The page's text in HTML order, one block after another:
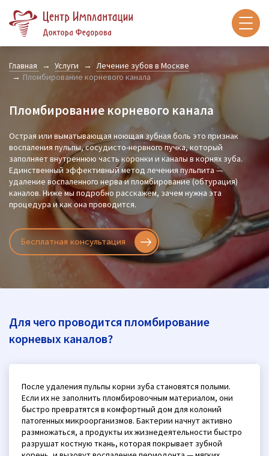
Главная Услуги
Лечение зубов в Москве
Пломбирование корневого канала
Пломбирование корневого канала
Острая или выматывающая ноющая зубная боль это признак
воспаления пульпы, сосудисто-нервного пучка, который
заполняет внутреннюю часть коронки и каналы в корнях зуба.
Единственный эффективный метод лечения пульпита —
удаление воспаленного нерва и пломбирование (обтурация)
каналов. Ниже мы подробно расскажем, зачем нужна эта
процедура и как она проводится.
Бесплатная консультация
Для чего проводится пломбирование
корневых каналов?
После удаления пульпы корни зуба становятся полыми.
Если их не заполнить пломбировочным материалом, они
быстро превратятся в комфортный дом для колоний
патогенных микроорганизмов. Бактерии начнут активно
размножаться, а продукты их жизнедеятельности быстро
разрушат костную ткань, которая покрывает зубной